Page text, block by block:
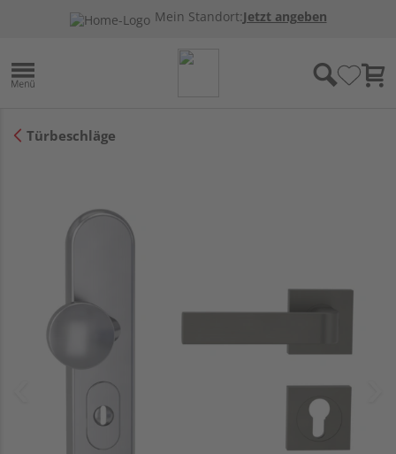
Mein Standort:Jetzt angeben
Türbeschläge